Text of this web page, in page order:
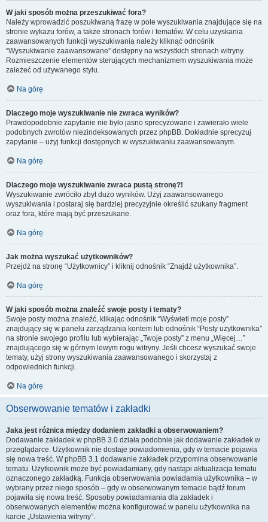
W jaki sposób można przeszukiwać fora?
Należy wprowadzić poszukiwaną frazę w pole wyszukiwania znajdujące się na
stronie wykazu forów, a także stronach forów i tematów. W celu uzyskania
zaawansowanych funkcji wyszukiwania należy kliknąć odnośnik
“Wyszukiwanie zaawansowane” dostępny na wszystkich stronach witryny.
Rozmieszczenie elementów sterujących mechanizmem wyszukiwania może
zależeć od używanego stylu.
Na górę
Dlaczego moje wyszukiwanie nie zwraca wyników?
Prawdopodobnie zapytanie nie było jasno sprecyzowane i zawierało wiele
podobnych zwrotów niezindeksowanych przez phpBB. Dokładnie sprecyzuj
zapytanie – użyj funkcji dostępnych w wyszukiwaniu zaawansowanym.
Na górę
Dlaczego moje wyszukiwanie zwraca pustą stronę?!
Wyszukiwanie zwróciło zbyt dużo wyników. Użyj zaawansowanego
wyszukiwania i postaraj się bardziej precyzyjnie określić szukany fragment
oraz fora, które mają być przeszukane.
Na górę
Jak można wyszukać użytkowników?
Przejdź na stronę “Użytkownicy” i kliknij odnośnik “Znajdź użytkownika”.
Na górę
W jaki sposób można znaleźć swoje posty i tematy?
Swoje posty można znaleźć, klikając odnośnik “Wyświetl moje posty”
znajdujący się w panelu zarządzania kontem lub odnośnik “Posty użytkownika”
na stronie swojego profilu lub wybierając „Twoje posty” z menu „Więcej…”
znajdującego się w górnym lewym rogu witryny. Jeśli chcesz wyszukać swoje
tematy, użyj strony wyszukiwania zaawansowanego i skorzystaj z
odpowiednich funkcji.
Na górę
Obserwowanie tematów i zakładki
Jaka jest różnica między dodaniem zakładki a obserwowaniem?
Dodawanie zakładek w phpBB 3.0 działa podobnie jak dodawanie zakładek w
przeglądarce. Użytkownik nie dostaje powiadomienia, gdy w temacie pojawia
się nowa treść. W phpBB 3.1 dodawanie zakładek przypomina obserwowanie
tematu. Użytkownik może być powiadamiany, gdy nastąpi aktualizacja tematu
oznaczonego zakładką. Funkcja obserwowania powiadamia użytkownika – w
wybrany przez niego sposób – gdy w obserwowanym temacie bądź forum
pojawiła się nowa treść. Sposoby powiadamiania dla zakładek i
obserwowanych elementów można konfigurować w panelu użytkownika na
karcie „Ustawienia witryny”.